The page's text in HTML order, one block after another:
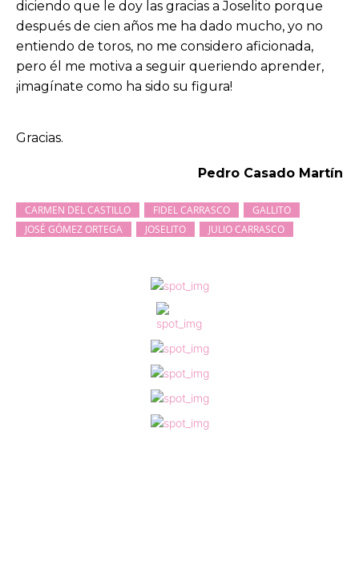
diciendo que le doy las gracias a Joselito porque
después de cien años me ha dado mucho, yo no
entiendo de toros, no me considero aficionada,
pero él me motiva a seguir queriendo aprender,
¡imagínate como ha sido su figura!
Gracias.
Pedro Casado Martín
CARMEN DEL CASTILLO FIDEL CARRASCO
GALLITO
JOSÉ GÓMEZ ORTEGA
JOSELITO JULIO CARRASCO